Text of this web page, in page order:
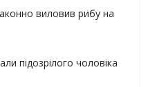
виловив рибу на
підозрілого чоловіка